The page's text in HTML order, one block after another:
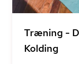
Træning -
Kolding